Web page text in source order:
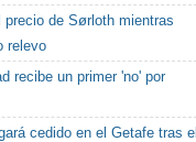
precio de Sørloth mientras
relevo
recibe un primer 'no' por
cedido en el Getafe tras el